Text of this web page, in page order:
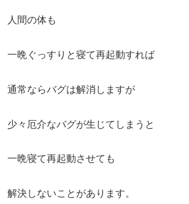
人間の体も
一晩ぐっすりと寝て再起動すれば
通常ならバグは解消しますが
少々厄介なバグが生じてしまうと
一晩寝て再起動させても
解決しないことがあります。